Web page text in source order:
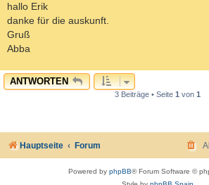
r
hallo Erik
danke für die auskunft.
Gruß
Abba
ANTWORTEN
3 Beiträge • Seite 1 von 1
Hauptseite Forum
Powered by phpBB® Forum Software ©